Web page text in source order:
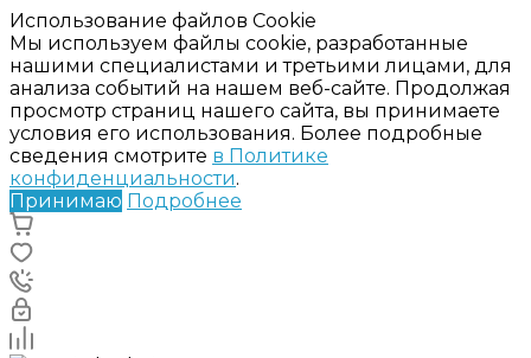
Использование файлов Cookie
Мы используем файлы cookie, разработанные
нашими специалистами и третьими лицами, для
анализа событий на нашем веб-сайте. Продолжая
просмотр страниц нашего сайта, вы принимаете
условия его использования. Более подробные
сведения смотрите в Политике
конфиденциальности.
Принимаю Подробнее